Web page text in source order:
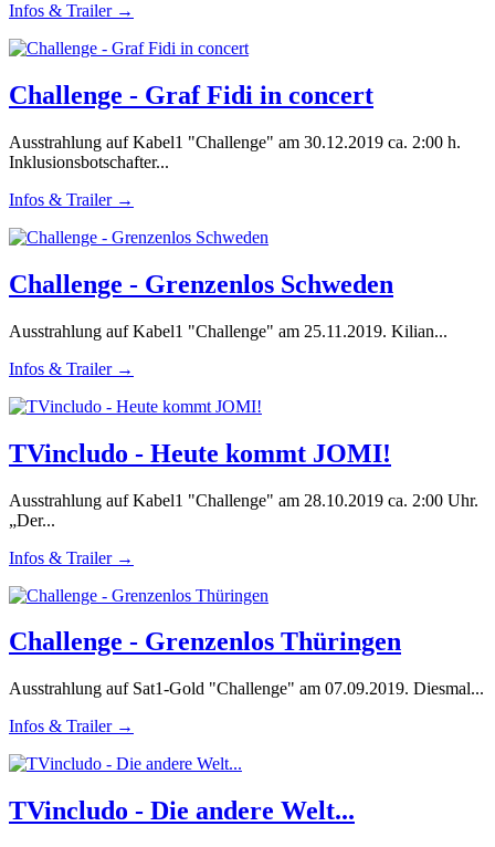
Infos & Trailer →
Challenge - Graf Fidi in concert
Ausstrahlung auf Kabel1 "Challenge" am 30.12.2019 ca. 2:00 h.
Inklusionsbotschafter...
Infos & Trailer →
Challenge - Grenzenlos Schweden
Ausstrahlung auf Kabel1 "Challenge" am 25.11.2019. Kilian...
Infos & Trailer →
TVincludo - Heute kommt JOMI!
Ausstrahlung auf Kabel1 "Challenge" am 28.10.2019 ca. 2:00 Uhr.
„Der...
Infos & Trailer →
Challenge - Grenzenlos Thüringen
Ausstrahlung auf Sat1-Gold "Challenge" am 07.09.2019. Diesmal...
Infos & Trailer →
TVincludo - Die andere Welt...